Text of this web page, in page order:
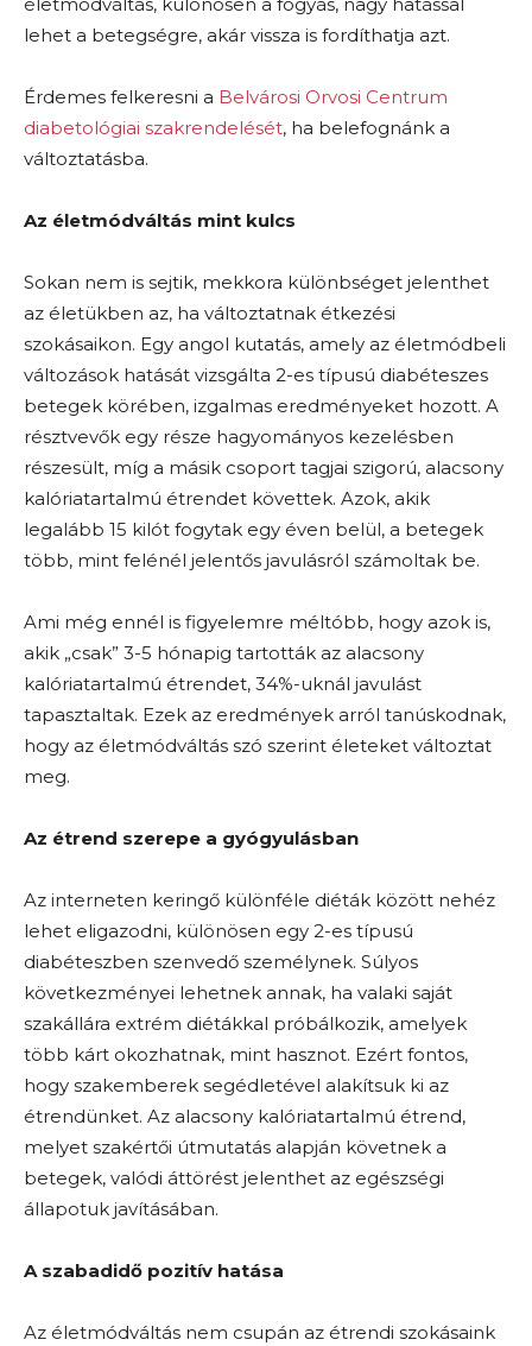
lehet a betegségre, akár vissza is fordíthatja azt.
Érdemes felkeresni a Belvárosi Orvosi Centrum
diabetológiai szakrendelését, ha belefognánk a
változtatásba.
Az életmódváltás mint kulcs
Sokan nem is sejtik, mekkora különbséget jelenthet
az életükben az, ha változtatnak étkezési
szokásaikon. Egy angol kutatás, amely az életmódbeli
változások hatását vizsgálta 2-es típusú diabéteszes
betegek körében, izgalmas eredményeket hozott. A
résztvevők egy része hagyományos kezelésben
részesült, míg a másik csoport tagjai szigorú, alacsony
kalóriatartalmú étrendet követtek. Azok, akik
legalább 15 kilót fogytak egy éven belül, a betegek
több, mint felénél jelentős javulásról számoltak be.
Ami még ennél is figyelemre méltóbb, hogy azok is,
akik „csak” 3-5 hónapig tartották az alacsony
kalóriatartalmú étrendet, 34%-uknál javulást
tapasztaltak. Ezek az eredmények arról tanúskodnak,
hogy az életmódváltás szó szerint életeket változtat
meg.
Az étrend szerepe a gyógyulásban
Az interneten keringő különféle diéták között nehéz
lehet eligazodni, különösen egy 2-es típusú
diabéteszben szenvedő személynek. Súlyos
következményei lehetnek annak, ha valaki saját
szakállára extrém diétákkal próbálkozik, amelyek
több kárt okozhatnak, mint hasznot. Ezért fontos,
hogy szakemberek segédletével alakítsuk ki az
étrendünket. Az alacsony kalóriatartalmú étrend,
melyet szakértői útmutatás alapján követnek a
betegek, valódi áttörést jelenthet az egészségi
állapotuk javításában.
A szabadidő pozitív hatása
Az életmódváltás nem csupán az étrendi szokásaink